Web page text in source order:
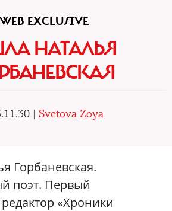
EXCLUSIVE
НАТАЛЬЯ
| Svetova Zoya
Горбаневская.
поэт. Первый
«Хроники